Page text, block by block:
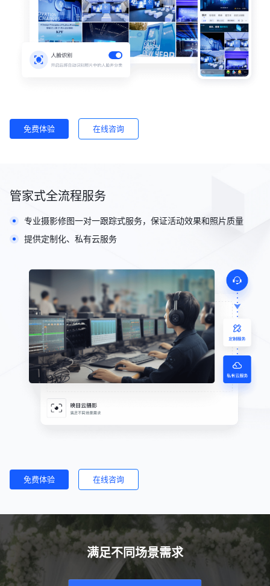
免费体验 在线咨询
管家式全流程服务
专业摄影修图一对一跟踪式服务，保证活动效果和照片质量
提供定制化、私有云服务
免费体验 在线咨询
满足不同场景需求